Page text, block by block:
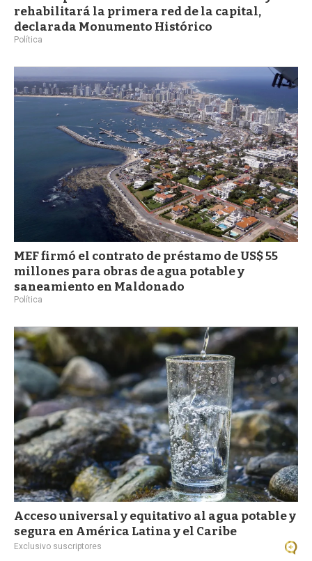
rehabilitará la primera red de la capital,
declarada Monumento Histórico
Política
MEF firmó el contrato de préstamo de US$ 55
millones para obras de agua potable y
saneamiento en Maldonado
Política
Acceso universal y equitativo al agua potable y
segura en América Latina y el Caribe
Exclusivo suscriptores